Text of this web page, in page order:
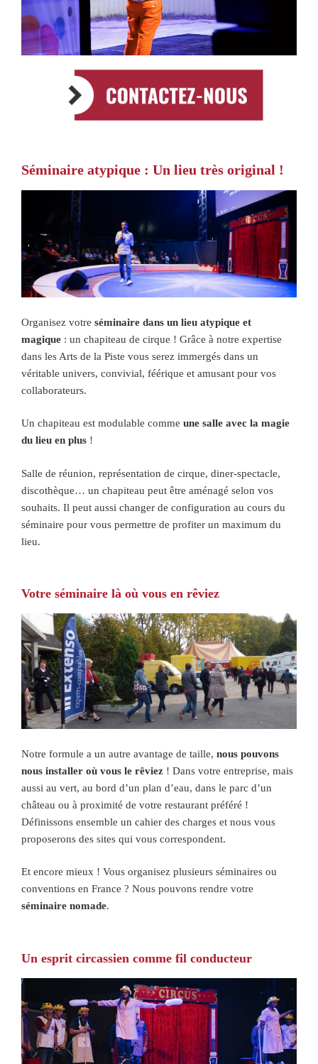
Séminaire atypique : Un lieu très original !
Organisez votre séminaire dans un lieu atypique et
magique : un chapiteau de cirque ! Grâce à notre expertise
dans les Arts de la Piste vous serez immergés dans un
véritable univers, convivial, féérique et amusant pour vos
collaborateurs.
Un chapiteau est modulable comme une salle avec la magie
du lieu en plus !
Salle de réunion, représentation de cirque, diner-spectacle,
discothèque… un chapiteau peut être aménagé selon vos
souhaits. Il peut aussi changer de configuration au cours du
séminaire pour vous permettre de profiter un maximum du
lieu.
Votre séminaire là où vous en rêviez
Notre formule a un autre avantage de taille, nous pouvons
nous installer où vous le rêviez ! Dans votre entreprise, mais
aussi au vert, au bord d’un plan d’eau, dans le parc d’un
château ou à proximité de votre restaurant préféré !
Définissons ensemble un cahier des charges et nous vous
proposerons des sites qui vous correspondent.
Et encore mieux ! Vous organisez plusieurs séminaires ou
conventions en France ? Nous pouvons rendre votre
séminaire nomade.
Un esprit circassien comme fil conducteur